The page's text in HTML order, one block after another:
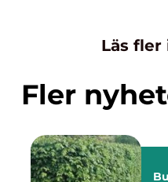
Läs fler
Fler